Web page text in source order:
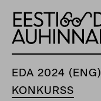
EDA 2024 (ENG)
KONKURSS